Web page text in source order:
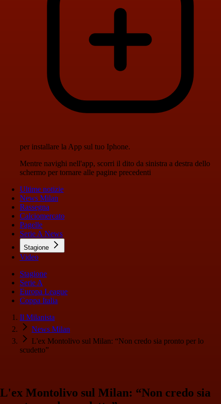
per installare la App sul tuo Iphone.
Mentre navighi nell'app, scorri il dito da sinistra a destra dello
schermo per tornare alle pagine precedenti
Ultime notizie
News Milan
Rassegna
Calciomercato
Pagelle
Serie A News
Stagione
Video
Stagione
Serie A
Europa League
Coppa Italia
Il Milanista
News Milan
L'ex Montolivo sul Milan: “Non credo sia pronto per lo
scudetto”
L'ex Montolivo sul Milan: “Non credo sia